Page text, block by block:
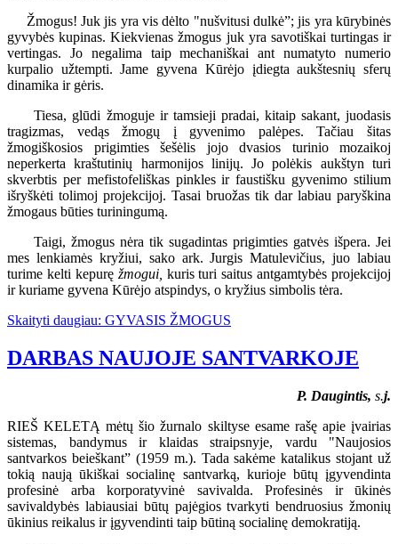
Žmogus! Juk jis yra vis dėlto "nušvitusi dulkė”; jis yra kūrybinės
gyvybės kupinas. Kiekvienas žmogus juk yra savotiškai turtingas ir
vertingas. Jo negalima taip mechaniškai ant numatyto numerio
kurpalio užtempti. Jame gyvena Kūrėjo įdiegta aukštesnių sferų
dinamika ir gėris.
Tiesa, glūdi žmoguje ir tamsieji pradai, kitaip sakant, juodasis
tragizmas, vedąs žmogų į gyvenimo palėpes. Tačiau šitas
žmogiškosios prigimties šešėlis jojo dvasios turinio mozaikoj
neperkerta kraštutinių harmonijos linijų. Jo polėkis aukštyn turi
skverbtis per mefistofeliškas pinkles ir faustišku gyvenimo stilium
išryškėti tolimoj projekcijoj. Tasai bruožas tik dar labiau paryškina
žmogaus būties turiningumą.
Taigi, žmogus nėra tik sugadintas prigimties gatvės išpera. Jei
mes lenkiamės kryžiui, sako ark. Jurgis Matulevičius, juo labiau
turime kelti kepurę žmogui, kuris turi saitus antgamtybės projekcijoj
ir kuriame gyvena Kūrėjo atspindys, o kryžius simbolis tėra.
Skaityti daugiau: GYVASIS ŽMOGUS
DARBAS NAUJOJE SANTVARKOJE
P. Daugintis, s.j.
RIEŠ KELETĄ mėtų šio žurnalo skiltyse esame rašę apie įvairias
sistemas, bandymus ir klaidas straipsnyje, vardu "Naujosios
santvarkos beieškant” (1959 m.). Tada sakėme katalikus stojant už
tokią naują ūkiškai socialinę santvarką, kurioje būtų įgyvendinta
profesinė arba korporatyvinė savivalda. Profesinės ir ūkinės
savivaldybės labiausiai būtų pajėgios tvarkyti bendruosius žmonių
ūkinius reikalus ir įgyvendinti taip būtiną socialinę demokratiją.